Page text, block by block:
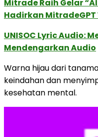
Mitrade Raih Gelar
Hadirkan
UNISOC Lyric Audio:
Mendengarkan Audio
Warna hijau dari
keindahan dan
kesehatan mental.